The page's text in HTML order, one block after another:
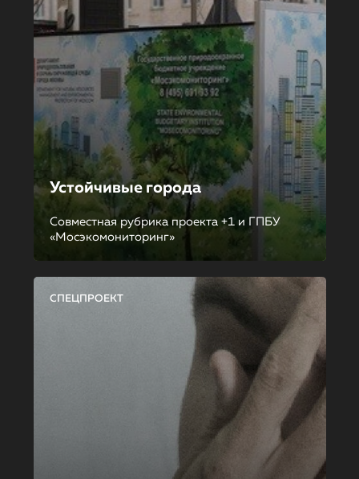
Устойчивые города
Совместная рубрика проекта +1 и ГПБУ
«Мосэкомониторинг»
СПЕЦПРОЕКТ